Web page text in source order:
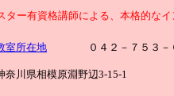
有資格講師による、本格的なイ
室所在地 ０４２－７５３－０
奈川県相模原淵野辺3-15-1